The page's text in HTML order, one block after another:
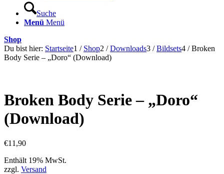
Suche
Menü Menü
Shop
Du bist hier: Startseite1 / Shop2 / Downloads3 / Bildsets4 / Broken
Body Serie – „Doro“ (Download)
Broken Body Serie – „Doro“
(Download)
€11,90
Enthält 19% MwSt.
zzgl. Versand